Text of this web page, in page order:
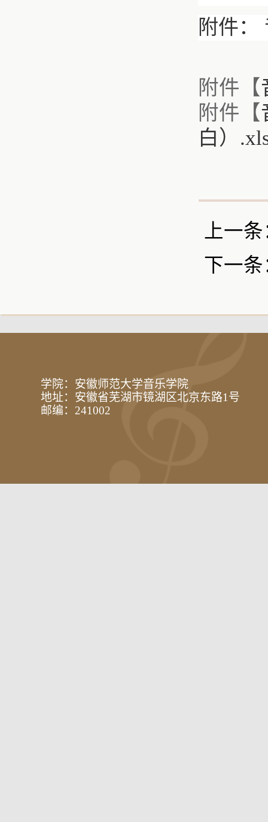
附件：
附件【
附件【
白）
上一
下一条
学院：安徽师范大学音乐学院
地址：安徽省芜湖市镜湖区北京东路1号
邮编：241002